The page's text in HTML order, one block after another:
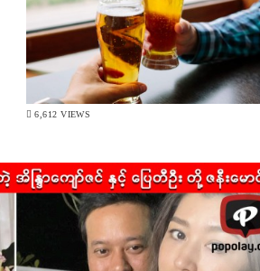
6,612 VIEWS